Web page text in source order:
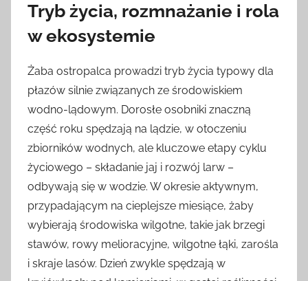
Tryb życia, rozmnażanie i rola
w ekosystemie
Żaba ostropalca prowadzi tryb życia typowy dla
płazów silnie związanych ze środowiskiem
wodno-lądowym. Dorosłe osobniki znaczną
część roku spędzają na lądzie, w otoczeniu
zbiorników wodnych, ale kluczowe etapy cyklu
życiowego – składanie jaj i rozwój larw –
odbywają się w wodzie. W okresie aktywnym,
przypadającym na cieplejsze miesiące, żaby
wybierają środowiska wilgotne, takie jak brzegi
stawów, rowy melioracyjne, wilgotne łąki, zarośla
i skraje lasów. Dzień zwykle spędzają w